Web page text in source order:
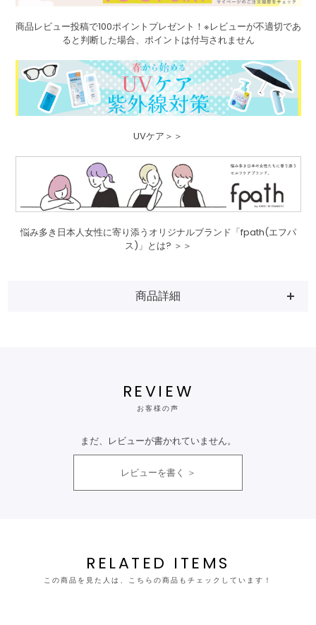
商品レビュー投稿で100ポイントプレゼント！※レビューが不適切であ
ると判断した場合、ポイントは付与されません
UVケア＞＞
悩み多き日本人女性に寄り添うオリジナルブランド「fpath(エフパ
ス)」とは? ＞＞
商品詳細
REVIEW
お客様の声
まだ、レビューが書かれていません。
レビューを書く
RELATED ITEMS
この商品を見た人は、こちらの商品もチェックしています！